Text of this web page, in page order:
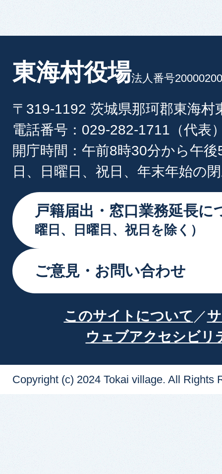
東海村役場法人番号
〒319-1192 茨城県那珂郡東海村
電話番号：029-282-1711（代表
開庁時間：午前8時30分から午
日、日曜日、祝日、年末年始の
戸籍届出・窓口業務延長に
曜日、日曜日、祝日を除く）
ご意見・お問い合わせ
このサイトについて
ウェブアクセシビリ
Copyright (c) 2024 Tokai village. All Rights